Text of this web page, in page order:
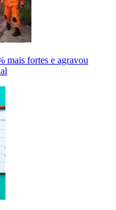
mais fortes e agravou